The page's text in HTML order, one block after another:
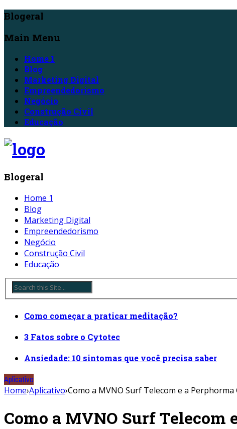
Blogeral
Main Menu
Home 1
Blog
Marketing Digital
Empreendedorismo
Negócio
Construção Civil
Educação
Blogeral
Home 1
Blog
Marketing Digital
Empreendedorismo
Negócio
Construção Civil
Educação
Como começar a praticar meditação?
3 Fatos sobre o Cytotec
Ansiedade: 10 sintomas que você precisa saber
Aplicativo
Home›Aplicativo›Como a MVNO Surf Telecom e a
Como a MVNO Surf